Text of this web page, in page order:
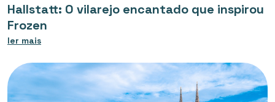
Hallstatt: O vilarejo encantado que inspirou
Frozen
ler mais